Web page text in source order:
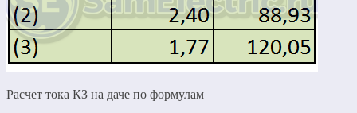
Расчет тока КЗ на даче по формулам